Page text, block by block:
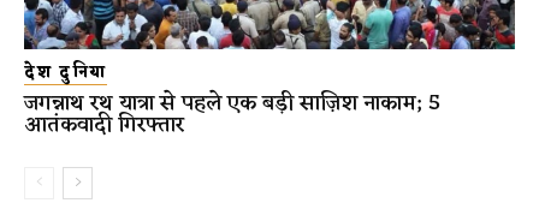
देश दुनिया
जगन्नाथ रथ यात्रा से पहले एक बड़ी साज़िश नाकाम; 5
आतंकवादी गिरफ्तार